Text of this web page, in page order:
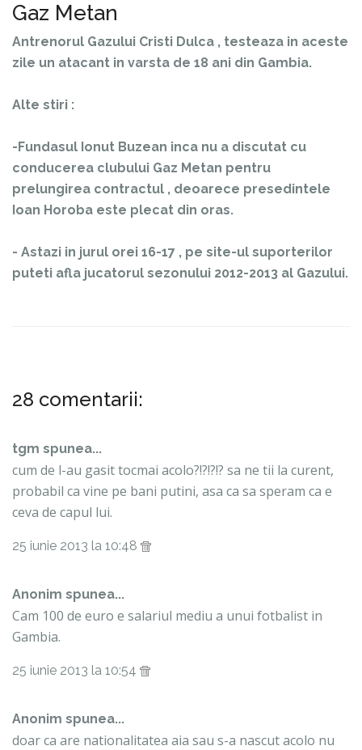
Gaz Metan
Antrenorul Gazului Cristi Dulca , testeaza in aceste
zile un atacant in varsta de 18 ani din Gambia.
Alte stiri :
-Fundasul Ionut Buzean inca nu a discutat cu
conducerea clubului Gaz Metan pentru
prelungirea contractul , deoarece presedintele
Ioan Horoba este plecat din oras.
- Astazi in jurul orei 16-17 , pe site-ul suporterilor
puteti afla jucatorul sezonului 2012-2013 al Gazului.
28 comentarii:
tgm spunea...
cum de l-au gasit tocmai acolo?!?!?!? sa ne tii la curent,
probabil ca vine pe bani putini, asa ca sa speram ca e
ceva de capul lui.
25 iunie 2013 la 10:48
Anonim spunea...
Cam 100 de euro e salariul mediu a unui fotbalist in
Gambia.
25 iunie 2013 la 10:54
Anonim spunea...
doar ca are nationalitatea aia sau s-a nascut acolo nu